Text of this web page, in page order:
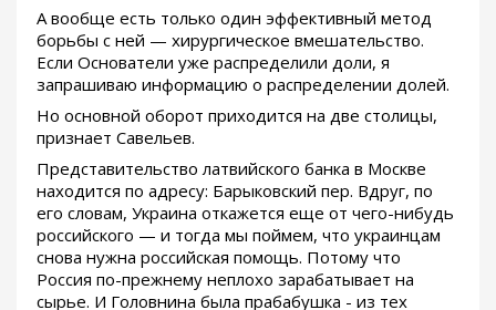
А вообще есть только один эффективный метод
борьбы с ней — хирургическое вмешательство.
Если Основатели уже распределили доли, я
запрашиваю информацию о распределении долей.
Но основной оборот приходится на две столицы,
признает Савельев.
Представительство латвийского банка в Москве
находится по адресу: Барыковский пер. Вдруг, по
его словам, Украина откажется еще от чего-нибудь
российского — и тогда мы поймем, что украинцам
снова нужна российская помощь. Потому что
Россия по-прежнему неплохо зарабатывает на
сырье. И Головнина была прабабушка - из тех